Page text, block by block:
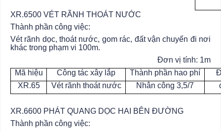
XR.6500 VÉT RÃNH THOÁT NƯỚC
Thành phần công việc:
Vét rãnh dọc, thoát nước, gom rác, đất vận chuyển đi nơi
khác trong phạm vi 100m.
Đơn vị tính: 1m
Mã hiệu
Công tác xây lắp Thành phần hao phí
XR.65
Vét rãnh thoát nước Nhân công 3,5/7
XR.6600 PHÁT QUANG DỌC HAI BÊN ĐƯỜNG
Thành phần công việc: